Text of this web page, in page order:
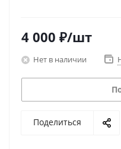
4 000 ₽/шт
Нет в наличии
Поделиться